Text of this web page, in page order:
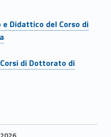
Didattico del Corso di
di Dottorato di